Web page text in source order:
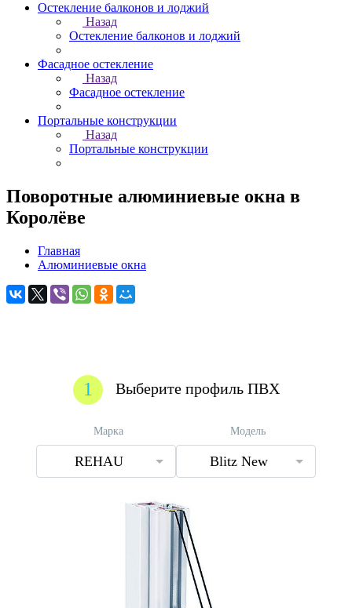
Остекление балконов и лоджий
Назад
Остекление балконов и лоджий
Фасадное остекление
Назад
Фасадное остекление
Портальные конструкции
Назад
Портальные конструкции
Поворотные алюминиевые окна в
Королёве
Главная
Алюминиевые окна
1 Выберите профиль ПВХ
Марка
REHAU
Модель
Blitz New